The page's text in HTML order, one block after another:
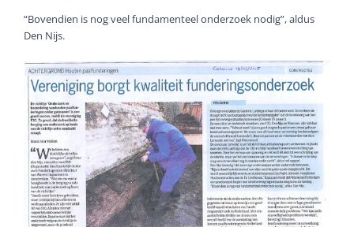
“Bovendien is nog veel fundamenteel onderzoek nodig”, aldus
Den Nijs.